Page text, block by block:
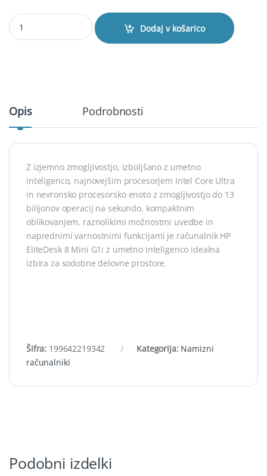
Računalnik HP EliteDesk 8 Mini G1i U5 235/16GB/SSD 1TB/3Y/
Dodaj v košarico
Opis Podrobnosti
Z izjemno zmogljivostjo, izboljšano z umetno
inteligenco, najnovejšim procesorjem Intel Core Ultra
in nevronsko procesorsko enoto z zmogljivostjo do 13
bilijonov operacij na sekundo, kompaktnim
oblikovanjem, raznolikimi možnostmi uvedbe in
naprednimi varnostnimi funkcijami je računalnik HP
EliteDesk 8 Mini G1i z umetno inteligenco idealna
izbira za sodobne delovne prostore.
Šifra: 199642219342 Kategorija: Namizni
računalniki
Podobni izdelki